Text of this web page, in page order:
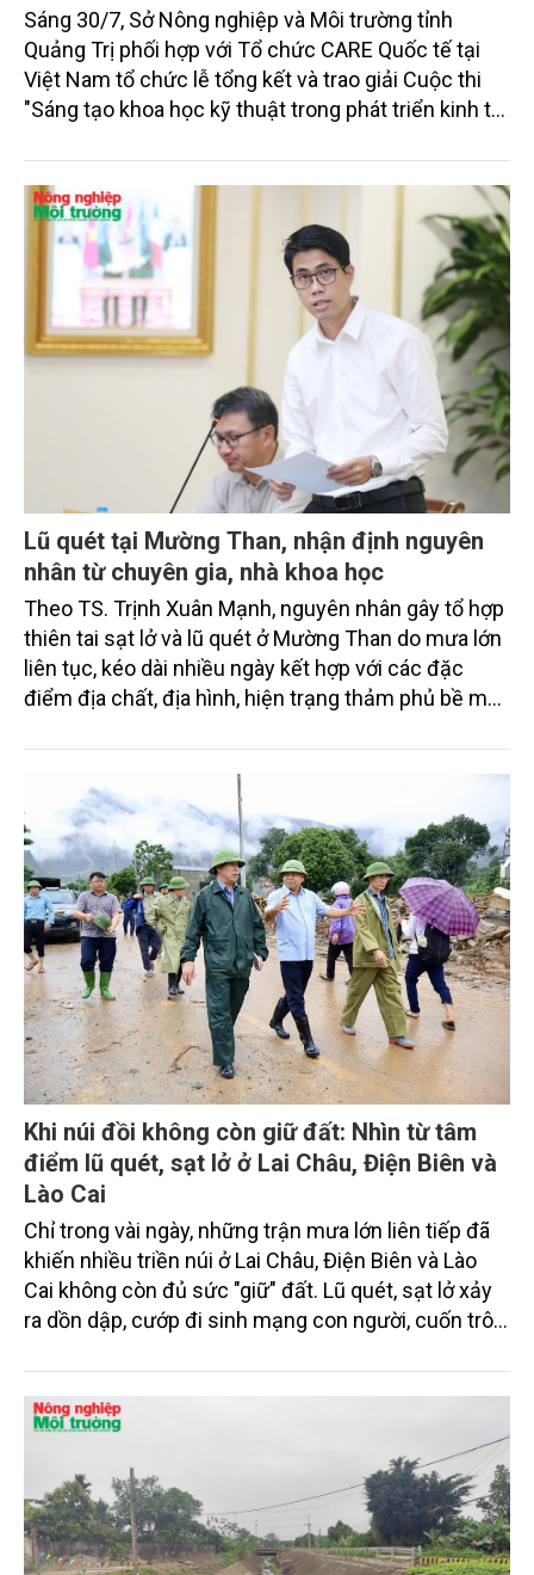
Sáng 30/7, Sở Nông nghiệp và Môi trường tỉnh
Quảng Trị phối hợp với Tổ chức CARE Quốc tế tại
Việt Nam tổ chức lễ tổng kết và trao giải Cuộc thi
"Sáng tạo khoa học kỹ thuật trong phát triển kinh tế
nhất năm 2026.
Lũ quét tại Mường Than, nhận định nguyên
nhân từ chuyên gia, nhà khoa học
Theo TS. Trịnh Xuân Mạnh, nguyên nhân gây tổ hợp
thiên tai sạt lở và lũ quét ở Mường Than do mưa lớn
liên tục, kéo dài nhiều ngày kết hợp với các đặc
điểm địa chất, địa hình, hiện trạng thảm phủ bề mặt
nước tích đọng dần trong các điền trũng tự nhiên
(hang động, hốc đá, hố nước…).
Khi núi đồi không còn giữ đất: Nhìn từ tâm
điểm lũ quét, sạt lở ở Lai Châu, Điện Biên và
Lào Cai
Chỉ trong vài ngày, những trận mưa lớn liên tiếp đã
khiến nhiều triền núi ở Lai Châu, Điện Biên và Lào
Cai không còn đủ sức "giữ" đất. Lũ quét, sạt lở xảy
ra dồn dập, cướp đi sinh mạng con người, cuốn trôi
trống khó lấp đầy giữa núi rừng Tây Bắc. Đằng sau
hơn 255 tỷ đồng thiệt hại không chỉ là những con
số, mà còn là lời cảnh báo ngày càng rõ nét về thiên
tai cực đoan trong bối cảnh biến đổi khí hậu, đòi hỏi
cách tiếp cận mới trong phòng ngừa và thích ứng.